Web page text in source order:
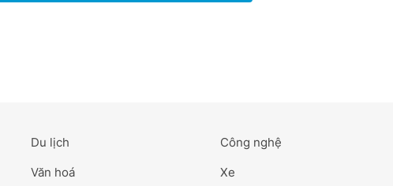
Du lịch
Văn hoá
Công nghệ
Xe